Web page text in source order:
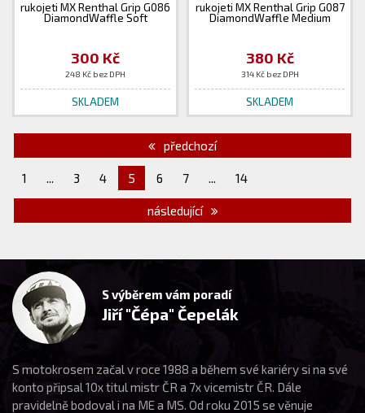
rukojeti MX Renthal Grip G086
DiamondWaffle Soft
300 Kč
248 Kč bez DPH
SKLADEM
rukojeti MX Renthal Grip G087
DiamondWaffle Medium
380 Kč
314 Kč bez DPH
SKLADEM
předchozí
1 ... 3 4 5 6 7 ... 14
následující
S výběrem vám poradí
Jiří "Čépa" Čepelák
S motokrosem začal v roce 1988 a během své kariéry si na své
konto připsal 10x titul mistr ČR a 7x vicemistr ČR. Dále
pravidelně bodoval i na ME a MS. Od roku 2015 se věnuje